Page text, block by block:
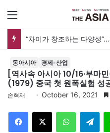
동아시아 경제-산업
[역사속 아시아 10/16·부마
(1979) 중국 첫 원폭실험 성
손혁재 October 16, 2021
Telegram